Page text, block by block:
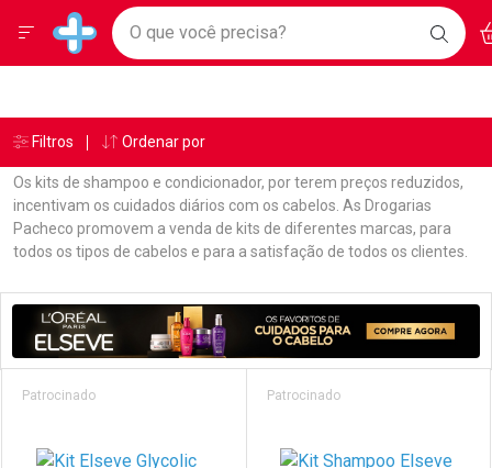
Drogarias Pacheco
Baixe nosso APP e aproveite Ofertas Exclusivas!
BAIXE
O APP
Ir direto para a home
pela página
Ir direto para o conteúdo
Ir direto para a busca
Ir direto para a ajuda
Ir direto para a notificações
Ir direto para o carrinho
Ir direto para o menu
Faça a sua busca
O que você precisa?
Menu
Breadcrumb
Drogarias Pacheco Shampoo E Condicionador
Os kits de shampoo e condicionador, por terem preços reduzidos,
incentivam os cuidados diários com os cabelos. As Drogarias
Pacheco promovem a venda de kits de diferentes marcas, para
todos os tipos de cabelos e para a satisfação de todos os clientes.
Linkagens Internas em Destaque
Promoções em Destaque
Prateleira
Patrocinado Patrocinado
Âncoras
Filtros Ordenar por